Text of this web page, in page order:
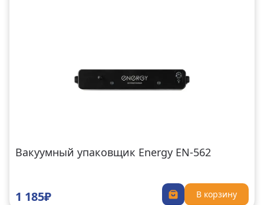
Вакуумный упаковщик Energy EN-562
1 185₽ В корзину